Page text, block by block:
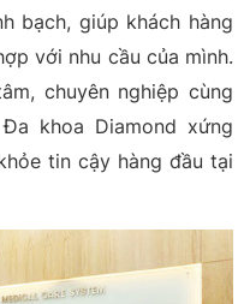
bạch, giúp khách hàng
với nhu cầu của mình.
chuyên nghiệp cùng
khoa Diamond xứng
tin cậy hàng đầu tại